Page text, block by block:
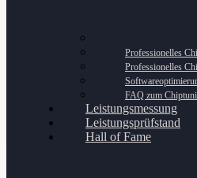
Professionelles
Professionelles
FAQ zum
Leistungsmessung
Leistungsprüfstand
Hall of Fame